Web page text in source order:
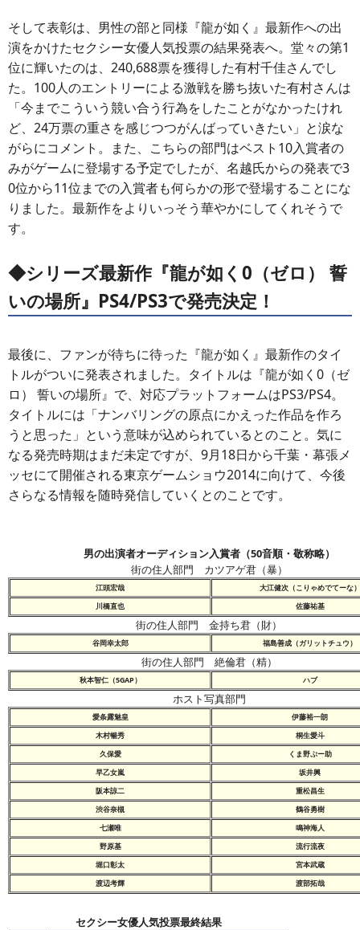
そして表彰は、男性の部と同様『龍が如く』最新作への出
演をかけたセクシー女優人気投票の結果発表へ。堂々の第1
位に輝いたのは、240,688票を獲得した有村千佳さんでし
た。100人のエントリーによる激戦を勝ち抜いた有村さんは
「今までこういう競い合う行為をしたことがなかったけれ
ど、24万票の重さを感じつつがんばっていきたい」と涙な
がらにコメント。また、こちらの部門はベスト10入賞者の
みがゲームに登場する予定でしたが、名越氏からの発表で3
0位から11位までの入賞者も何らかの形で登場することにな
りました。最新作をよりいっそう華やかにしてくれそうで
す。
◆シリーズ最新作『龍が如く0（ゼロ） 誓
いの場所』PS4/PS3で発売決定！
最後に、ファンが待ちに待った『龍が如く』最新作のタイ
トルがついに発表されました。タイトルは『龍が如く0（ゼ
ロ） 誓いの場所』で、対応プラットフォームはPS3/PS4。
タイトルには「ナンバリングの原点にかえった作品を作ろ
うと思った」という意味が込められているとのこと。気に
なる発売時期はまだ未定ですが、9月18日から千葉・幕張メ
ッセにて開催される東京ゲームショウ2014に向けて、今後
さらなる情報を随時発信していくとのことです。
男の出演者オーディション入賞者（50音順・敬称略）
街の住人部門 カツアゲ君（暴）
江頭宏哉
大江健次（こりゃめでてーな）
川橋直也
佐藤祐基
街の住人部門 金持ち君（財）
谷岡幸太郎 福島善成（ガリットチュウ）
街の住人部門 絶倫君（精）
秋本智仁（5GAP） ハブ
ホスト写真部門
愛条露魅皇
伊藤裕一朗
木村暢秀
桐生愛斗
久保愛
くま野ぷー助
早乙女嵐
坂井興
阪本諒二
重松昌生
渋谷奈槻
鶴谷勇樹
七瀬唯
鳴神海人
野原基
流行流夜
堀口彰太
宮本武蔵
渡辺考輝
渡部拓哉
セクシー女優人気投票最終結果